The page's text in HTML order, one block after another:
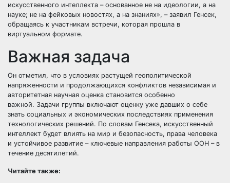
искусственного интеллекта – основанное не на идеологии, а на
науке; не на фейковых новостях, а на знаниях», – заявил Генсек,
обращаясь к участникам встречи, которая прошла в
виртуальном формате.
Важная задача
Он отметил, что в условиях растущей геополитической
напряженности и продолжающихся конфликтов независимая и
авторитетная научная оценка становится особенно
важной. Задачи группы включают оценку уже давших о себе
знать социальных и экономических последствиях применения
технологических решений. По словам Генсека, искусственный
интеллект будет влиять на мир и безопасность, права человека
и устойчивое развитие – ключевые направления работы ООН – в
течение десятилетий.
Читайте также: